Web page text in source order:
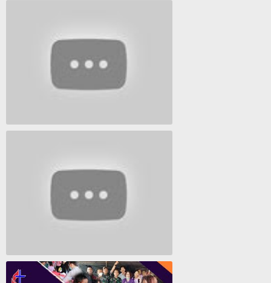
Polresta Jayapura Berhasil ungkap jaringan peredaran shabu terbesar
Lagu Timur yang Paling 2022
Lagu Rohani Tanpa Iklan - Lagu Pujian dan Penyembahan Paskah 2022